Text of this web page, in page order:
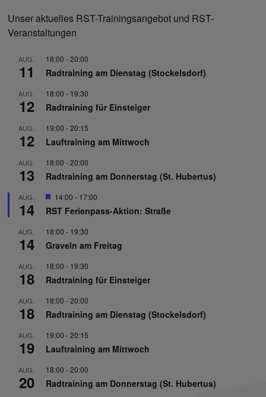
Unser aktuelles RST-Trainingsangebot und RST-
Veranstaltungen
AUG.
11
18:00 -20:00
Radtraining am Dienstag (Stockelsdorf)
AUG.
12
18:00 - 19:30
Radtraining für Einsteiger
AUG.
12
19:00 -20:15
Lauftraining am Mittwoch
AUG.
13
18:00 -20:00
Radtraining am Donnerstag (St. Hubertus)
AUG.
14
Hervorgehoben
14:00 - 17:00
RST Ferienpass-Aktion: Straße
AUG.
14
18:00 - 19:30
Graveln am Freitag
AUG.
18
18:00 - 19:30
Radtraining für Einsteiger
AUG.
18
18:00 -20:00
Radtraining am Dienstag (Stockelsdorf)
AUG.
19
19:00 -20:15
Lauftraining am Mittwoch
AUG.
20
18:00 -20:00
Radtraining am Donnerstag (St. Hubertus)